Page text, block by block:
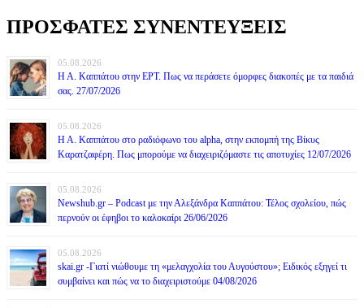
ΠΡΟΣΦΑΤΕΣ ΣΥΝΕΝΤΕΥΞΕΙΣ
05.08.2026
Η Α. Καππάτου στην ΕΡΤ. Πως να περάσετε όμορφες διακοπές με τα παιδιά
σας. 27/07/2026
05.08.2026
Η Α. Καππάτου στο ραδιόφωνο του alpha, στην εκπομπή της Βίκυς
Καρατζαφέρη. Πως μπορούμε να διαχειριζόμαστε τις αποτυχίες 12/07/2026
05.08.2026
Newshub.gr – Podcast με την Αλεξάνδρα Καππάτου: Τέλος σχολείου, πώς
περνούν οι έφηβοι το καλοκαίρι 26/06/2026
05.08.2026
skai.gr -Γιατί νιώθουμε τη «μελαγχολία του Αυγούστου»; Ειδικός εξηγεί τι
συμβαίνει και πώς να το διαχειριστούμε 04/08/2026